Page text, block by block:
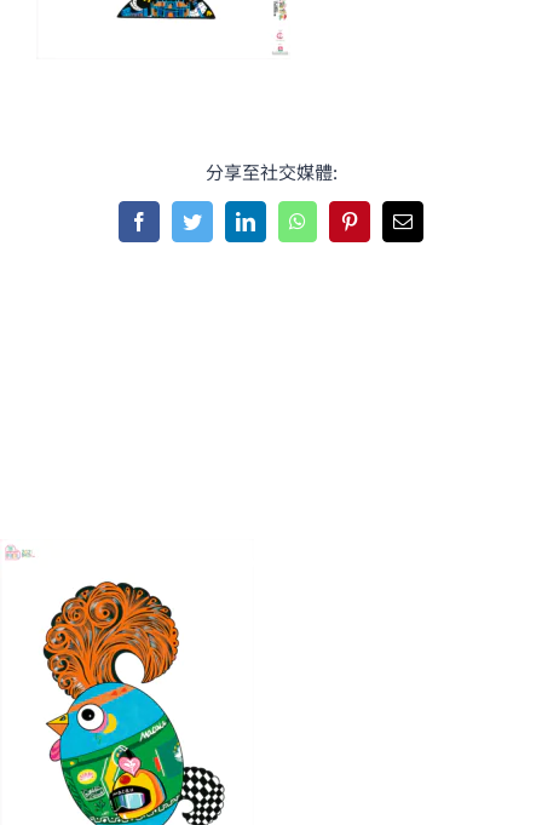
分享至社交媒體:
FacebookTwitterLinkedInWhatsAppPinterestEmail